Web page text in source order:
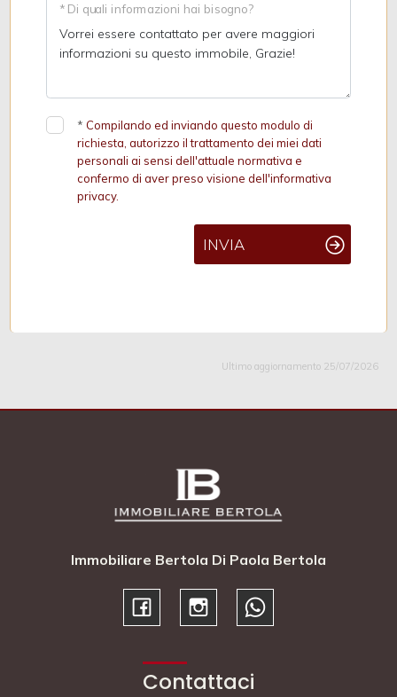
* Di quali informazioni hai bisogno?
* Compilando ed inviando questo modulo di
richiesta, autorizzo il trattamento dei miei dati
personali ai sensi dell'attuale normativa e
confermo di aver preso visione dell'informativa
privacy.
INVIA
Ultimo aggiornamento 25/07/2026
Immobiliare Bertola Di Paola Bertola
Contattaci